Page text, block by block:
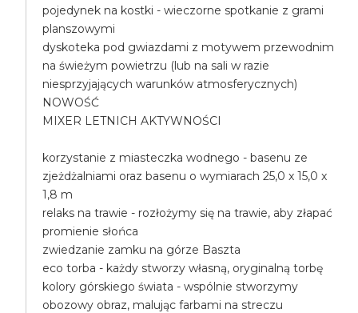
pojedynek na kostki - wieczorne spotkanie z grami
planszowymi
dyskoteka pod gwiazdami z motywem przewodnim
na świeżym powietrzu (lub na sali w razie
niesprzyjających warunków atmosferycznych)
NOWOŚĆ
MIXER LETNICH AKTYWNOŚCI
korzystanie z miasteczka wodnego - basenu ze
zjeżdżalniami oraz basenu o wymiarach 25,0 x 15,0 x
1,8 m
relaks na trawie - rozłożymy się na trawie, aby złapać
promienie słońca
zwiedzanie zamku na górze Baszta
eco torba - każdy stworzy własną, oryginalną torbę
kolory górskiego świata - wspólnie stworzymy
obozowy obraz, malując farbami na streczu